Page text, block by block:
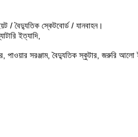
/ বৈদ্যুতিক স্কেটবোর্ড / যানবাহন।
ইত্যাদি,
পাওয়ার সরঞ্জাম, বৈদ্যুতিক স্কুটার, জরুরি